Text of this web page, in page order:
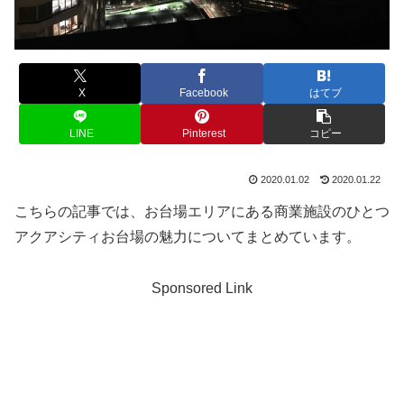
X Facebook はてブ
LINE Pinterest コピー
2020.01.02 2020.01.22
こちらの記事では、お台場エリアにある商業施設のひとつ
アクアシティお台場の魅力についてまとめています。
Sponsored Link